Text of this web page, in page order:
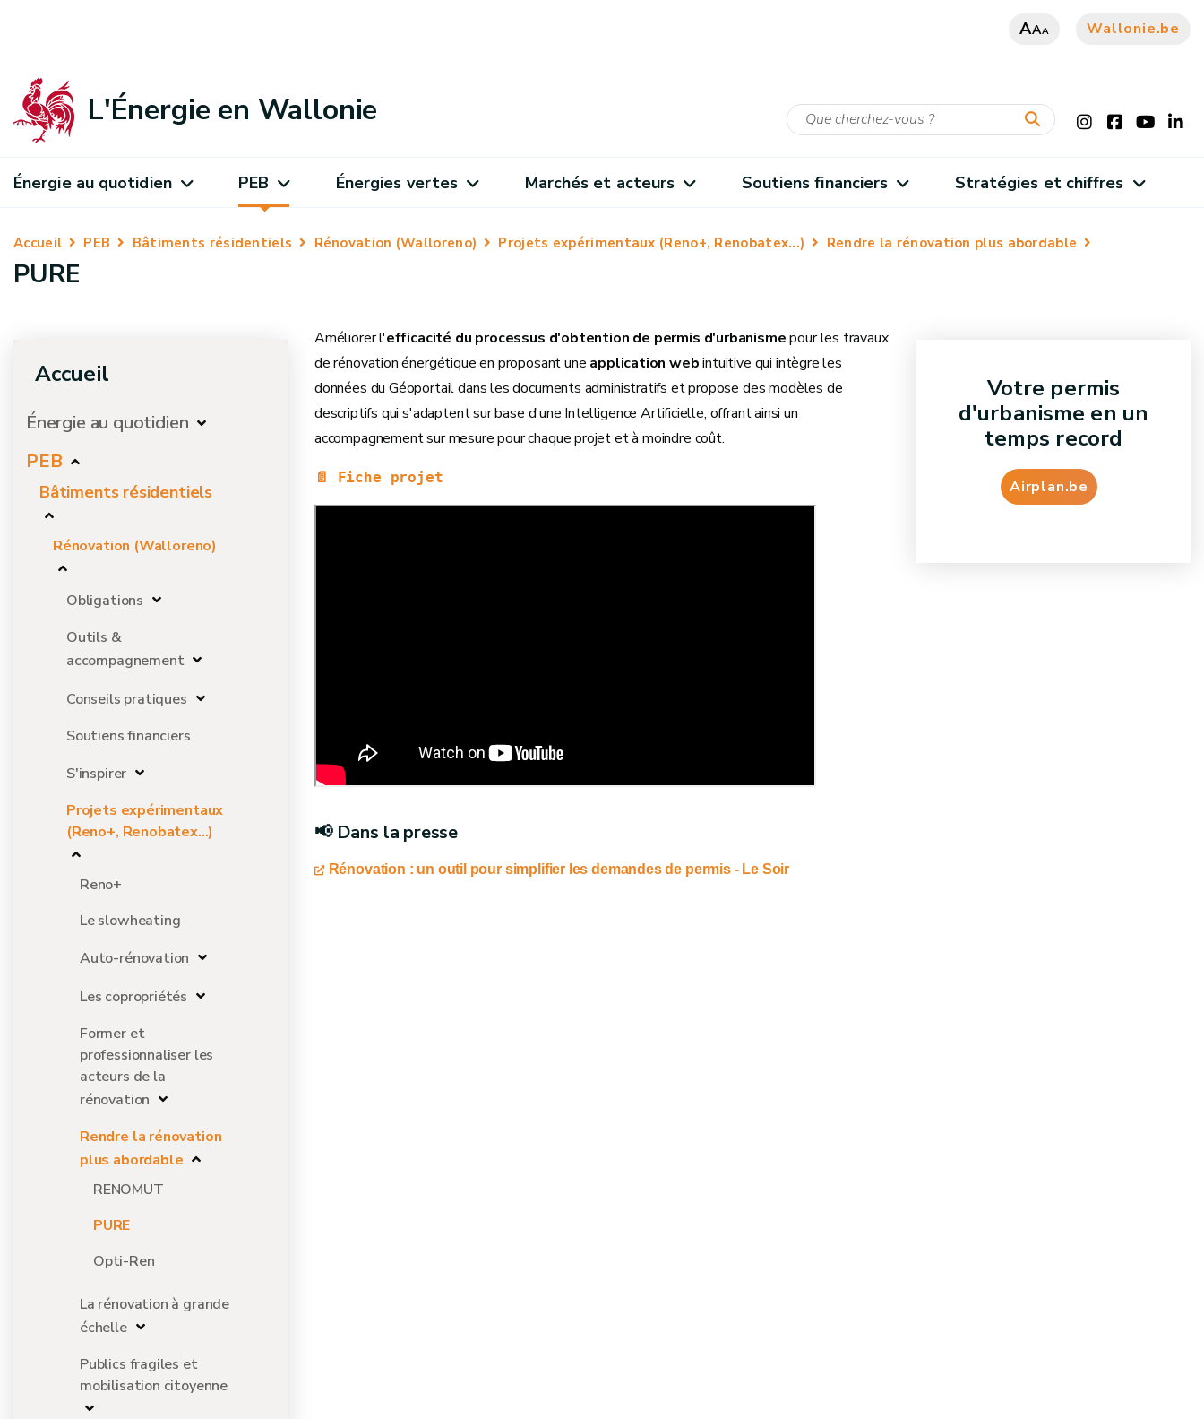
AAA Wallonie.be
L'Énergie en Wallonie
Énergie au quotidien PEB Énergies vertes Marchés et acteurs Soutiens financiers Stratégies et chiffres
Accueil PEB Bâtiments résidentiels Rénovation (Walloreno) Projets expérimentaux (Reno+, Renobatex...) Rendre la rénovation plus abordable
PURE
Accueil
Énergie au quotidien
PEB
Bâtiments résidentiels
Rénovation (Walloreno)
Obligations
Outils &
accompagnement
Conseils pratiques
Soutiens financiers
S'inspirer
Projets expérimentaux
(Reno+, Renobatex...)
Reno+
Le slowheating
Auto-rénovation
Les copropriétés
Former et
professionnaliser les
acteurs de la
rénovation
Rendre la rénovation
plus abordable
RENOMUT
PURE
Opti-Ren
La rénovation à grande
échelle
Publics fragiles et
mobilisation citoyenne
Améliorer l'efficacité du processus d'obtention de permis d'urbanismepour les travaux
de rénovation énergétique en proposant une application webintuitive qui intègre les
données du Géoportail dans les documents administratifs et propose des modèles de
descriptifs qui s'adaptent sur base d'une Intelligence Artificielle, offrant ainsi un
accompagnement sur mesure pour chaque projet et à moindre coût.
📄 Fiche projet
📢 Dans la presse
Rénovation : un outil pour simplifier les demandes de permis - Le Soir
Votre permis
d'urbanisme en un
temps record
Airplan.be